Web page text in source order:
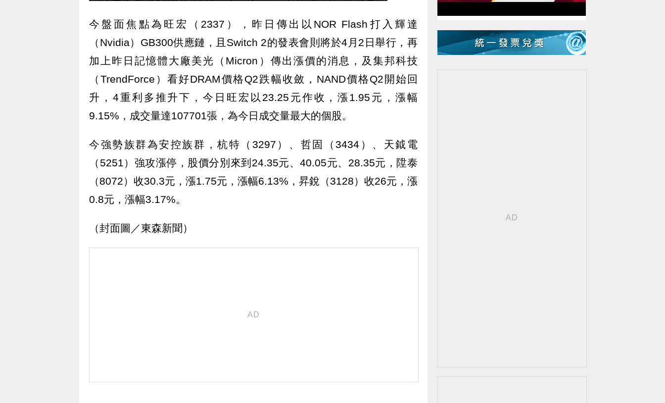
今盤面焦點為旺宏（2337），昨日傳出以NOR Flash打入輝達
（Nvidia）GB300供應鏈，且Switch 2的發表會則將於4月2日舉行，再
加上昨日記憶體大廠美光（Micron）傳出漲價的消息，及集邦科技
（TrendForce）看好DRAM價格Q2跌幅收斂，NAND價格Q2開始回
升，4重利多推升下，今日旺宏以23.25元作收，漲1.95元，漲幅
9.15%，成交量達107701張，為今日成交量最大的個股。
今強勢族群為安控族群，杭特（3297）、哲固（3434）、天鉞電
（5251）強攻漲停，股價分別來到24.35元、40.05元、28.35元，陞泰
（8072）收30.3元，漲1.75元，漲幅6.13%，昇銳（3128）收26元，漲
0.8元，漲幅3.17%。
（封面圖／東森新聞）